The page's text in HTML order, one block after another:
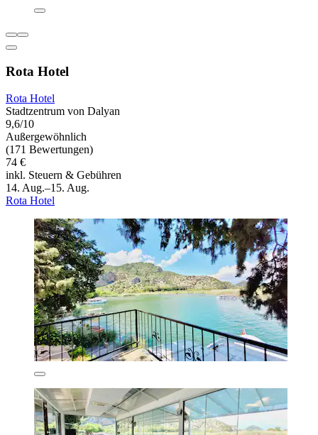
Rota Hotel
Rota Hotel
Stadtzentrum von Dalyan
9,6/10
Außergewöhnlich
(171 Bewertungen)
74 €
inkl. Steuern & Gebühren
14. Aug.–15. Aug.
Rota Hotel